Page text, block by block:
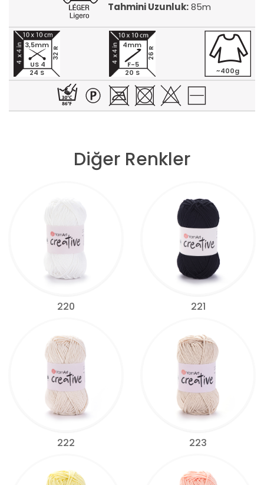
Tahmini Uzunluk:85m
24 S
32 R
3,5mm
US 4
20 S
26 R
4mm
F-5
~400g
Diğer Renkler
220 221
222 223